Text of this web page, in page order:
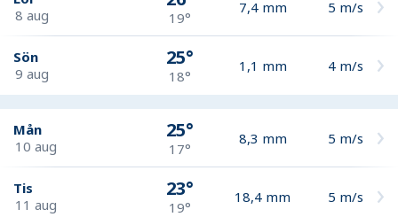
8 aug
19°
7,4 mm 5 m/s
Sön
9 aug
25°
18°
1,1 mm 4 m/s
Mån
10 aug
25°
17°
8,3 mm 5 m/s
Tis
11 aug
23°
19°
18,4 mm 5 m/s